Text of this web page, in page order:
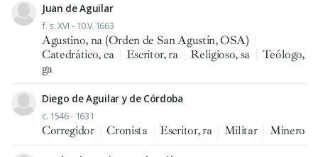
Juan de Aguilar
f. s. XVI - 10.V.1663
Agustino, na (Orden de San Agustín, OSA)
Catedrático, ca
Escritor, ra Religioso, sa
Teólogo,
ga
Diego de Aguilar y de Córdoba
c. 1546 - 1631
Corregidor Cronista Escritor, ra Militar Minero